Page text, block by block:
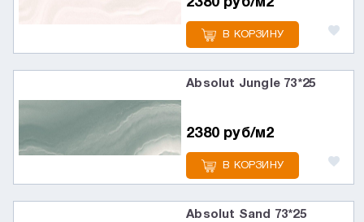
2380 руб/м2
В КОРЗИНУ
Absolut Jungle 73*25
2380 руб/м2
В КОРЗИНУ
Absolut Sand 73*25